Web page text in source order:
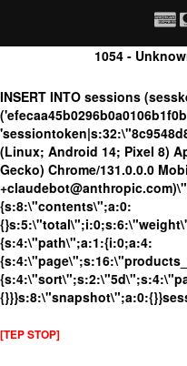
1054 -
INSERT INTO sessions
(Linux; Android 14; Pixel 8)
Gecko) Chrome/131.0.0.0
{s:8:\"contents\";a:0:
{s:4:\"path\";a:1:{i:0;a:4:
[TEP STOP]